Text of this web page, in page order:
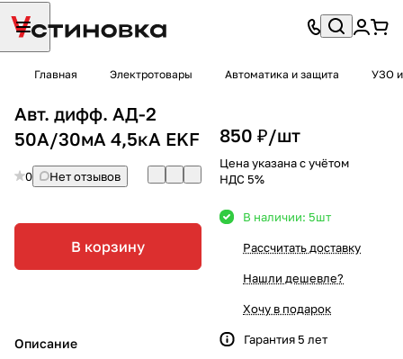
Главная Электротовары Автоматика и защита УЗО
Авт. дифф. АД-2
50А/30мА 4,5кА EKF
0 Нет отзывов
В корзину
Описание
850 ₽/шт
Цена указана с учётом
НДС 5%
В наличии: 5шт
Рассчитать доставку
Нашли дешевле?
Хочу в подарок
Гарантия 5 лет